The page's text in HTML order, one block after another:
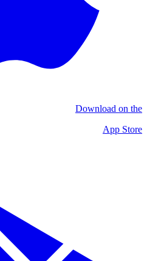
Download on the
App Store